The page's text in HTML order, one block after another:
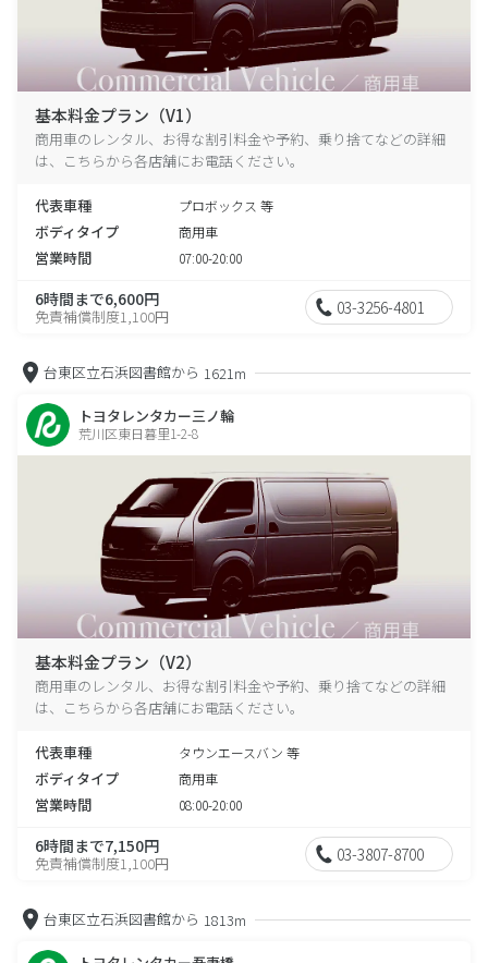
基本料金プラン（V1）
商用車のレンタル、お得な割引料金や予約、乗り捨てなどの詳細
は、こちらから各店舗にお電話ください。
代表車種 プロボックス 等
ボディタイプ 商用車
営業時間 07:00-20:00
6時間まで6,600円
免責補償制度1,100円 03-3256-4801
台東区立石浜図書館から 1621m
トヨタレンタカー三ノ輪
荒川区東日暮里1-2-8
基本料金プラン（V2）
商用車のレンタル、お得な割引料金や予約、乗り捨てなどの詳細
は、こちらから各店舗にお電話ください。
代表車種 タウンエースバン 等
ボディタイプ 商用車
営業時間 08:00-20:00
6時間まで7,150円
免責補償制度1,100円 03-3807-8700
台東区立石浜図書館から 1813m